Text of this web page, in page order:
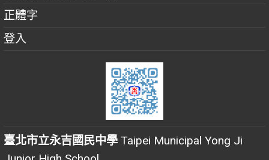
正體字
登入
臺北市立永吉國民中學 Taipei Municipal Yong Ji